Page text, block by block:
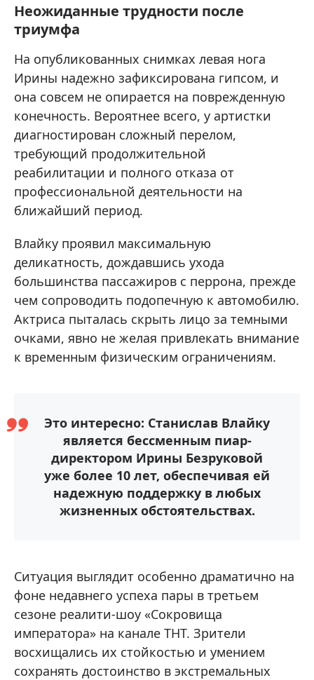
Неожиданные трудности после
триумфа
На опубликованных снимках левая нога
Ирины надежно зафиксирована гипсом, и
она совсем не опирается на поврежденную
конечность. Вероятнее всего, у артистки
диагностирован сложный перелом,
требующий продолжительной
реабилитации и полного отказа от
профессиональной деятельности на
ближайший период.
Влайку проявил максимальную
деликатность, дождавшись ухода
большинства пассажиров с перрона, прежде
чем сопроводить подопечную к автомобилю.
Актриса пыталась скрыть лицо за темными
очками, явно не желая привлекать внимание
к временным физическим ограничениям.
Это интересно: Станислав Влайку
является бессменным пиар-
директором Ирины Безруковой
уже более 10 лет, обеспечивая ей
надежную поддержку в любых
жизненных обстоятельствах.
Ситуация выглядит особенно драматично на
фоне недавнего успеха пары в третьем
сезоне реалити-шоу «Сокровища
императора» на канале ТНТ. Зрители
восхищались их стойкостью и умением
сохранять достоинство в экстремальных